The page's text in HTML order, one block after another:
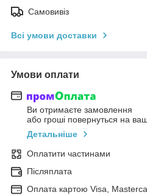
Самовивіз
Всі умови доставки
Умови оплати
Ви отримаєте замовлення
або гроші повернуться на
Детальніше
Оплатити частинами
Післяплата
Оплата картою Visa,